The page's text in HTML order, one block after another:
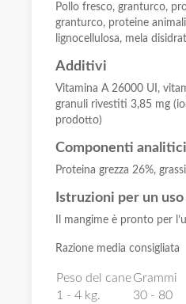
Pollo fresco, granturco,
granturco, proteine
lignocellulosa, mela
Additivi
Vitamina A 26000 UI,
granuli rivestiti 3,85 mg
prodotto)
Componenti analitici
Proteina grezza 26%,
Istruzioni per un
Il mangime è pronto per
Razione media consigliata
Peso del caneGrammi
1 - 4 kg.
30 - 80